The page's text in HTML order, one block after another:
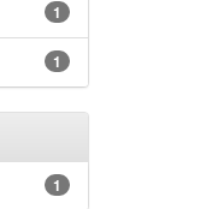
1
1
1